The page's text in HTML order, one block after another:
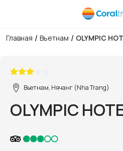
Главная / Вьетнам / OLYMPIC
Вьетнам, Нячанг (Nha Trang)
OLYMPIC